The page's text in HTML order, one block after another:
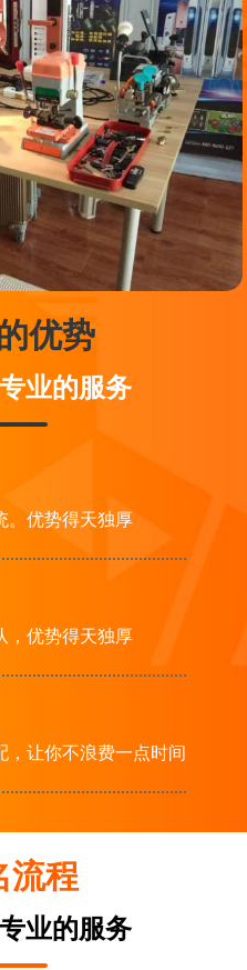
优势
业的服务
。优势得天独厚
，优势得天独厚
，让你不浪费一点时间
流程
业的服务